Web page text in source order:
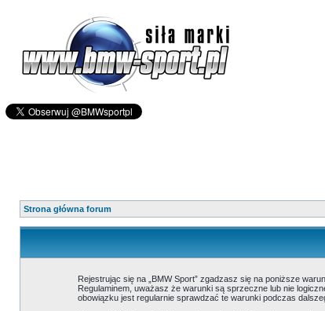
Strona główna forum
Rejestrując się na „BMW Sport” zgadzasz się na poniższe
Regulaminem, uważasz że warunki są sprzeczne lub nie
obowiązku jest regularnie sprawdzać te warunki podczas